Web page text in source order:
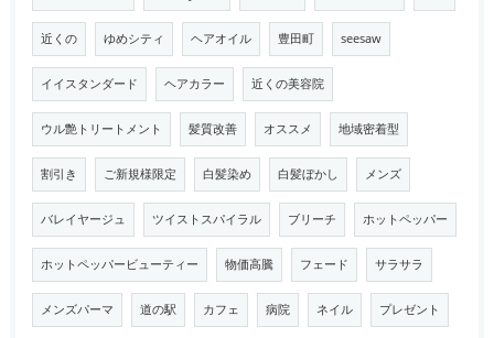
近くの ゆめシティ ヘアオイル 豊田町 seesaw
イイスタンダード ヘアカラー 近くの美容院
ウル艶トリートメント 髪質改善 オススメ 地域密着型
割引き ご新規様限定 白髪染め 白髪ぼかし メンズ
バレイヤージュ ツイストスパイラル ブリーチ ホットペッパー
ホットペッパービューティー 物価高騰 フェード サラサラ
メンズパーマ 道の駅 カフェ 病院 ネイル プレゼント